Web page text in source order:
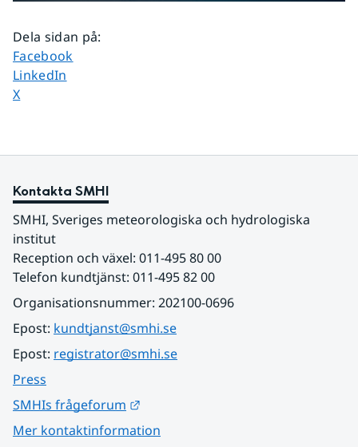
Dela sidan på:
Dela sidan på
Facebook
Dela sidan på
LinkedIn
Dela sidan på
X
Kontakta SMHI
SMHI, Sveriges meteorologiska och hydrologiska
institut
Reception och växel: 011-495 80 00
Telefon kundtjänst: 011-495 82 00
Organisationsnummer: 202100-0696
Epost: kundtjanst@smhi.se
Epost: registrator@smhi.se
Press
SMHIs frågeforum
Mer kontaktinformation